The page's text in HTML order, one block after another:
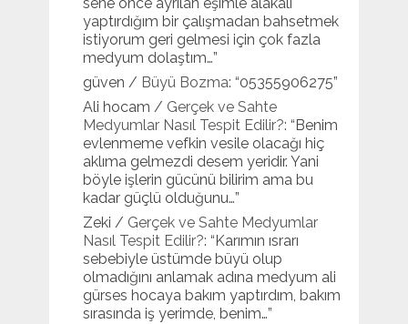
sene önce ayrılan eşimle alakalı
yaptırdığım bir çalışmadan bahsetmek
istiyorum geri gelmesi için çok fazla
medyum dolaştım…”
güven / Büyü Bozma: “05355906275”
Ali hocam / Gerçek ve Sahte
Medyumlar Nasıl Tespit Edilir?: “ Benim
evlenmeme vefkin vesile olacağı hiç
aklıma gelmezdi desem yeridir. Yani
böyle işlerin gücünü bilirim ama bu
kadar güçlü olduğunu…”
Zeki / Gerçek ve Sahte Medyumlar
Nasıl Tespit Edilir?: “ Karımın ısrarı
sebebiyle üstümde büyü olup
olmadığını anlamak adına medyum ali
gürses hocaya bakım yaptırdım, bakım
sırasında iş yerimde, benim…”